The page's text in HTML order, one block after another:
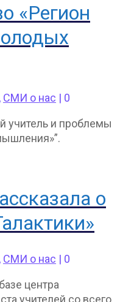
«Регион
, СМИ о нас | 0
учитель и проблемы
о
, СМИ о нас | 0
центра
учителей со всего